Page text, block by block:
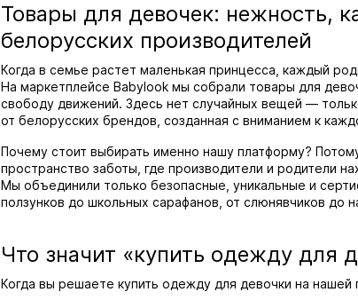
Товары для девочек: нежность,
белорусских производителей
Когда в семье растет маленькая принцесса, каждый
На маркетплейсе Babylook мы собрали товары для
свободу движений. Здесь нет случайных вещей —
от белорусских брендов, созданная с вниманием к
Почему стоит выбирать именно нашу платформу?
пространство заботы, где производители и родители
Мы объединили только безопасные, уникальные и
ползунков до школьных сарафанов, от слюнявчиков до
Что значит «купить одежду для
Когда вы решаете купить одежду для девочки на